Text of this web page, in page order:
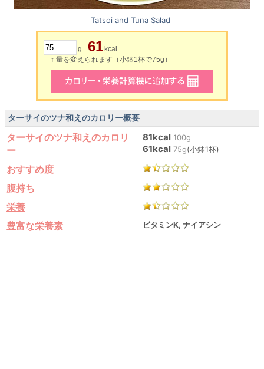
Tatsoi and Tuna Salad
g 61 kcal
↑ 量を変えられます（小鉢1杯で75g）
ターサイのツナ和えのカロリー概要
ターサイのツナ和えのカロリ
ー
81kcal 100g
61kcal 75g(小鉢1杯)
おすすめ度
腹持ち
栄養
豊富な栄養素
ビタミンK, ナイアシン